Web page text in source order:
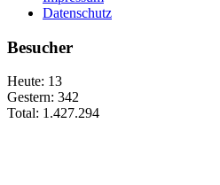
Datenschutz
Besucher
Heute: 13
Gestern: 342
Total: 1.427.294